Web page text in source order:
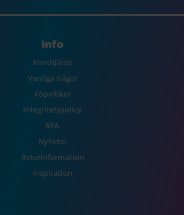
Info
Kundtjänst
Vanliga frågor
Köpvillkor
Integritetspolicy
REA
Nyheter
Returinformation
Inspiration